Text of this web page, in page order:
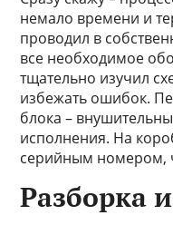
немало времени и
проводил в
все необходимое
тщательно изучил
избежать ошибок.
блока –
исполнения. На
серийным номером,
Разборка